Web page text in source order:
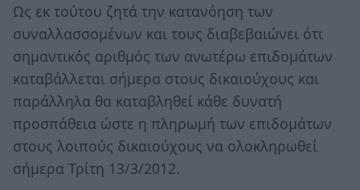
Ως εκ τούτου ζητά την κατανόηση των
συναλλασσομένων και τους διαβεβαιώνει ότι
σημαντικός αριθμός των ανωτέρω επιδομάτων
καταβάλλεται σήμερα στους δικαιούχους και
παράλληλα θα καταβληθεί κάθε δυνατή
προσπάθεια ώστε η πληρωμή των επιδομάτων
στους λοιπούς δικαιούχους να ολοκληρωθεί
σήμερα Τρίτη 13/3/2012.